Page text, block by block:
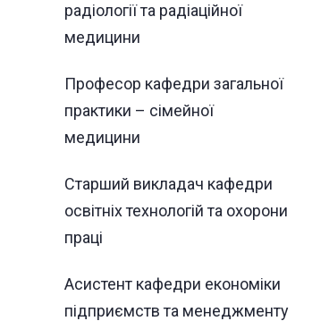
радіології та радіаційної
медицини
Професор кафедри загальної
практики – сімейної
медицини
Старший викладач кафедри
освітніх технологій та охорони
праці
Асистент кафедри економіки
підприємств та менеджменту